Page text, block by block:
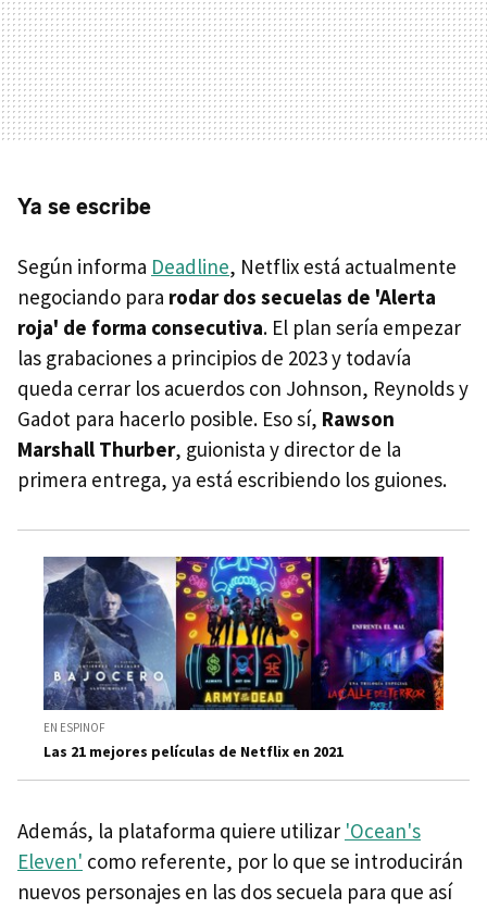
Ya se escribe
Según informa Deadline, Netflix está actualmente
negociando para rodar dos secuelas de 'Alerta
roja' de forma consecutiva. El plan sería empezar
las grabaciones a principios de 2023 y todavía
queda cerrar los acuerdos con Johnson, Reynolds y
Gadot para hacerlo posible. Eso sí, Rawson
Marshall Thurber, guionista y director de la
primera entrega, ya está escribiendo los guiones.
EN ESPINOF
Las 21 mejores películas de Netflix en 2021
Además, la plataforma quiere utilizar 'Ocean's
Eleven' como referente, por lo que se introducirán
nuevos personajes en las dos secuela para que así